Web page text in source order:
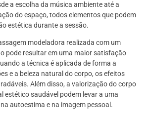
a escolha da música ambiente até a
do espaço, todos elementos que podem
estética durante a sessão.
modeladora realizada com um
pode resultar em uma maior satisfação
a técnica é aplicada de forma a
e a beleza natural do corpo, os efeitos
Além disso, a valorização do corpo
estético saudável podem levar a uma
autoestima e na imagem pessoal.